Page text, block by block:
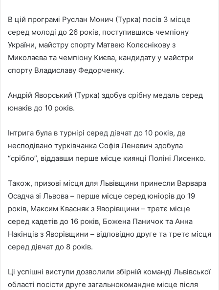
В цій програмі Руслан Монич (Турка) посів 3 місце
серед молоді до 26 років, поступившись чемпіону
України, майстру спорту Матвею Колєснікову з
Миколаєва та чемпіону Києва, кандидату у майстри
спорту Владиславу Федорченку.
Андрій Яворський (Турка) здобув срібну медаль серед
юнаків до 10 років.
Інтрига була в турнірі серед дівчат до 10 років, де
несподівано турківчанка Софія Леневич здобула
“срібло”, віддавши перше місце киянці Поліні Лисенко.
Також, призові місця для Львівщини принесли Варвара
Осадча зі Львова – перше місце серед юніорів до 19
років, Максим Квасняк з Яворівщини – третє місце
серед кадетів до 16 років, Божена Паничок та Анна
Накінців з Яворівщини – відповідно друге та третє місця
серед дівчат до 8 років.
Ці успішні виступи дозволили збірній команді Львівської
області посісти друге загальнокомандне місце після